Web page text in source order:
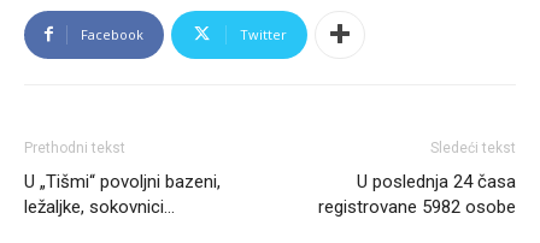
Facebook Twitter
Prethodni tekst
U „Tišmi“ povoljni bazeni,
ležaljke, sokovnici…
Sledeći tekst
U poslednja 24 časa
registrovane 5982 osobe